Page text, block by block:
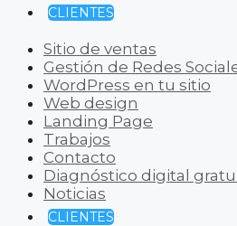
CLIENTES
Sitio de ventas
Gestión de Redes
WordPress en tu sitio
Web design
Landing Page
Trabajos
Contacto
Diagnóstico digital
Noticias
CLIENTES